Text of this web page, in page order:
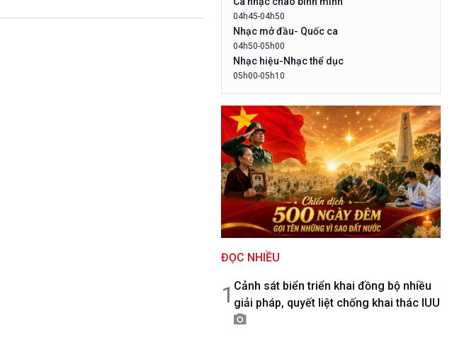
10 phút Sự kiện - Luận bàn
Câu chuyện thời sự
Dòng chảy sự kiện
Đối thoại
Chuyện đêm
04h45-04h50
Nhạc mở đầu- Quốc ca
04h50-05h00
Nhạc hiệu-Nhạc thể dục
05h00-05h10
minh
05h10-05h20
Bản tin đầu ngày-Thời tiết
05h20-05h50
Mùa vàng
05h50-05h59
Quảng cáo
05h59-06h00
Báo giờ
Thời sự sáng (trực tiếp)
Quảng cáo
06h30-07h00
Quân đội nhân dân
ĐỌC NHIỀU
1 Cảnh sát biển triển khai đồng bộ nhiều
giải pháp, quyết liệt chống khai thác IUU